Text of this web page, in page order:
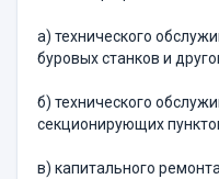
а) технического
буровых станков и
б) технического
секционирующих
в) капитального